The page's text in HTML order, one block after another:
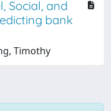
Social, and
bank
Timothy